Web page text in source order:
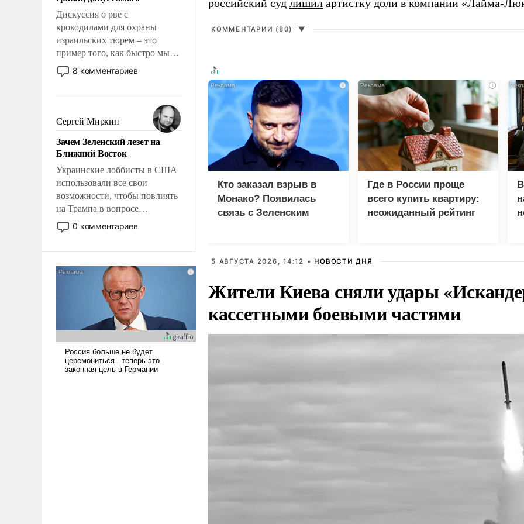
Дискуссия о рве с
крокодилами для охраны
израильских тюрем – это
пример того, как быстро мы
двигаемся по пути
революционных изменений.
псевдонаучной фантастики,
стало всерьез обсуждаемой
идеей.
8 комментариев
Сергей Миркин
Зачем Зеленский лезет на
Ближний Восток
Украинские лоббисты в США
использовали все свои
возможности, чтобы повлиять
на Трампа в вопросе
предоставления вооружений
своим нанимателям. Вероятно,
голову мысль: хорошо бы
продемонстрировать, что
Украина вступила в
вооруженное противостояние
с Ираном.
0 комментариев
российский суд лишил артистку доли в компании «Лайма-
КОММЕНТАРИИ (80) ▼
i
Кто заказал взрыв в
Монако? Появилась
связь с Зеленским
i
Где в России проще
всего купить квартиру:
неожиданный рейтинг
5 АВГУСТА 2026, 14:12 • НОВОСТИ ДНЯ
Жители Киева сняли удары
кассетными боевыми частями